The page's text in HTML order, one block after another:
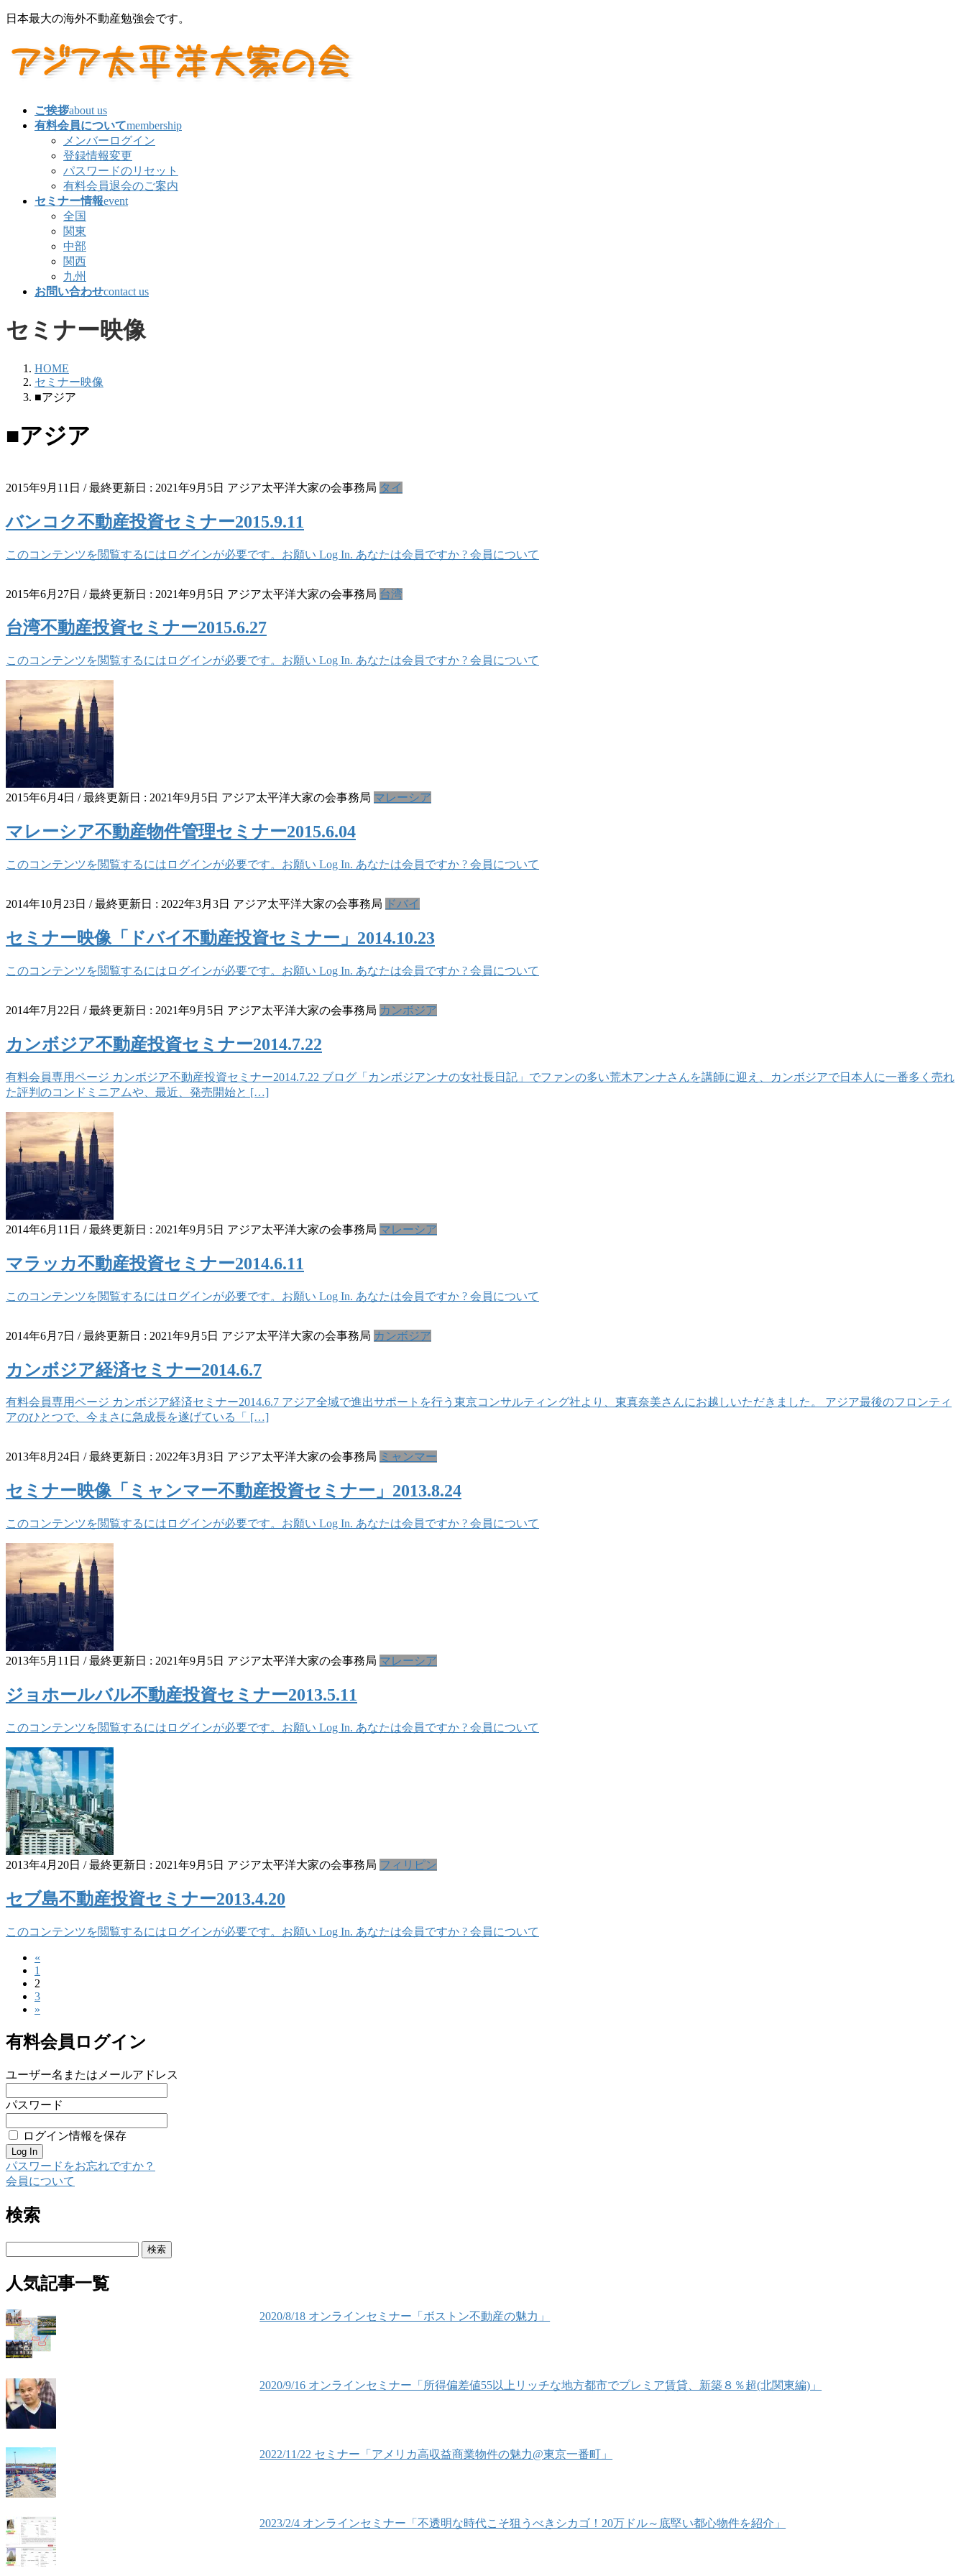
コ
テ
ナ
ゲ
日本最大の海外不動産勉強会です。
ご挨拶about us
有料会員についてmembership
メンバーログイン
登録情報変更
パスワードのリセット
有料会員退会のご案内
セミナー情報event
全国
関東
中部
関西
九州
お問い合わせcontact us
セミナー映像
HOME
セミナー映像
■アジア
■アジア
2015年9月11日 / 最終更新日 : 2021年9月5日 アジア太平洋大家の会事務局 タイ
バンコク不動産投資セミナー2015.9.11
このコンテンツを閲覧するにはログインが必要です。お願い Log In. あなたは会員ですか ? 会員について
2015年6月27日 / 最終更新日 : 2021年9月5日 アジア太平洋大家の会事務局 台湾
台湾不動産投資セミナー2015.6.27
このコンテンツを閲覧するにはログインが必要です。お願い Log In. あなたは会員ですか ? 会員について
2015年6月4日 / 最終更新日 : 2021年9月5日 アジア太平洋大家の会事務局 マレーシア
マレーシア不動産物件管理セミナー2015.6.04
このコンテンツを閲覧するにはログインが必要です。お願い Log In. あなたは会員ですか ? 会員について
2014年10月23日 / 最終更新日 : 2022年3月3日 アジア太平洋大家の会事務局 ドバイ
セミナー映像「ドバイ不動産投資セミナー」2014.10.23
このコンテンツを閲覧するにはログインが必要です。お願い Log In. あなたは会員ですか ? 会員について
2014年7月22日 / 最終更新日 : 2021年9月5日 アジア太平洋大家の会事務局 カンボジア
カンボジア不動産投資セミナー2014.7.22
有料会員専用ページ カンボジア不動産投資セミナー2014.7.22 ブログ「カンボジアンナの女社長日記」でファンの多い荒木アンナさんを講師に迎え、カンボジアで日本人に一番多く売れ
た評判のコンドミニアムや、最近、発売開始と […]
2014年6月11日 / 最終更新日 : 2021年9月5日 アジア太平洋大家の会事務局 マレーシア
マラッカ不動産投資セミナー2014.6.11
このコンテンツを閲覧するにはログインが必要です。お願い Log In. あなたは会員ですか ? 会員について
2014年6月7日 / 最終更新日 : 2021年9月5日 アジア太平洋大家の会事務局 カンボジア
カンボジア経済セミナー2014.6.7
有料会員専用ページ カンボジア経済セミナー2014.6.7 アジア全域で進出サポートを行う東京コンサルティング社より、東真奈美さんにお越しいただきました。 アジア最後のフロンティ
アのひとつで、今まさに急成長を遂げている「 […]
2013年8月24日 / 最終更新日 : 2022年3月3日 アジア太平洋大家の会事務局 ミャンマー
セミナー映像「ミャンマー不動産投資セミナー」2013.8.24
このコンテンツを閲覧するにはログインが必要です。お願い Log In. あなたは会員ですか ? 会員について
2013年5月11日 / 最終更新日 : 2021年9月5日 アジア太平洋大家の会事務局 マレーシア
ジョホールバル不動産投資セミナー2013.5.11
このコンテンツを閲覧するにはログインが必要です。お願い Log In. あなたは会員ですか ? 会員について
2013年4月20日 / 最終更新日 : 2021年9月5日 アジア太平洋大家の会事務局 フィリピン
セブ島不動産投資セミナー2013.4.20
このコンテンツを閲覧するにはログインが必要です。お願い Log In. あなたは会員ですか ? 会員について
ペ
ー
ジ
送
り
«
ペ
ー
ジ
1
ペ
ー
ジ
2
ペ
ー
3
»
有料会員ログイン
ユーザー名またはメールアドレス
パスワード
ログイン情報を保存
パスワードをお忘れですか？
会員について
検索
人気記事一覧
2020/8/18 オンラインセミナー「ボストン不動産の魅力」
2020/9/16 オンラインセミナー「所得偏差値55以上リッチな地方都市でプレミア賃貸、新築８％超(北関東編)」
2022/11/22 セミナー「アメリカ高収益商業物件の魅力@東京一番町」
2023/2/4 オンラインセミナー「不透明な時代こそ狙うべきシカゴ！20万ドル～底堅い都心物件を紹介」